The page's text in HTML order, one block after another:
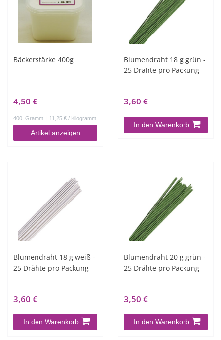
Bäckerstärke 400g
4,50 €
400 Gramm | 11,25 € / Kilogramm
Artikel anzeigen
Blumendraht 18 g grün -
25 Drähte pro Packung
3,60 €
In den Warenkorb
Blumendraht 18 g weiß -
25 Drähte pro Packung
3,60 €
In den Warenkorb
Blumendraht 20 g grün -
25 Drähte pro Packung
3,50 €
In den Warenkorb